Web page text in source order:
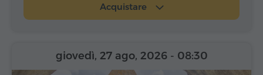
Acquistare
giovedì, 27 ago, 2026 - 08:30